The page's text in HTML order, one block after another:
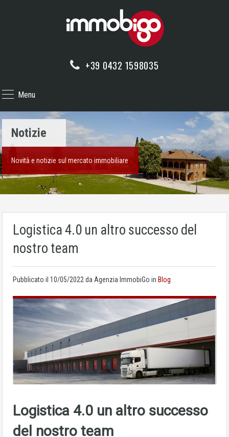
+39 0432 1598035
Menu
Notizie
Novità e notizie sul mercato immobiliare
Logistica 4.0 un altro successo del
nostro team
Pubblicato il 10/05/2022 da Agenzia ImmobiGo in Blog
Logistica 4.0 un altro successo
del nostro team